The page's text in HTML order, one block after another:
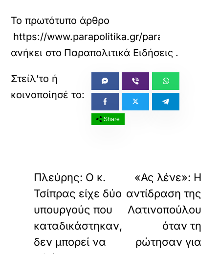
Το πρωτότυπο άρθρο
https://www.parapolitika.gr/parapolitika/
ανήκει στο Παραπολιτικά Ειδήσεις .
Share
Πλεύρης: Ο κ.
Τσίπρας είχε δύο
υπουργούς που
καταδικάστηκαν,
δεν μπορεί να
«Ας λένε»: Η
αντίδραση της
Λατινοπούλου
όταν τη
ρώτησαν για